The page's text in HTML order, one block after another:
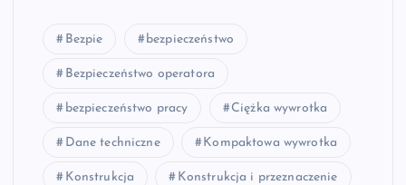
Bezpie bezpieczeństwo
Bezpieczeństwo operatora
bezpieczeństwo pracy Ciężka wywrotka
Dane techniczne Kompaktowa wywrotka
Konstrukcja Konstrukcja i przeznaczenie